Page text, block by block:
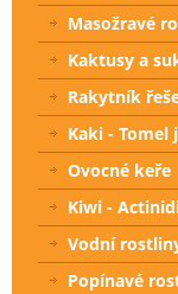
Masožravé
Kaktusy a
Rakytník
Kaki - Tomel
Ovocné keře
Kiwi -
Vodní
Popínavé